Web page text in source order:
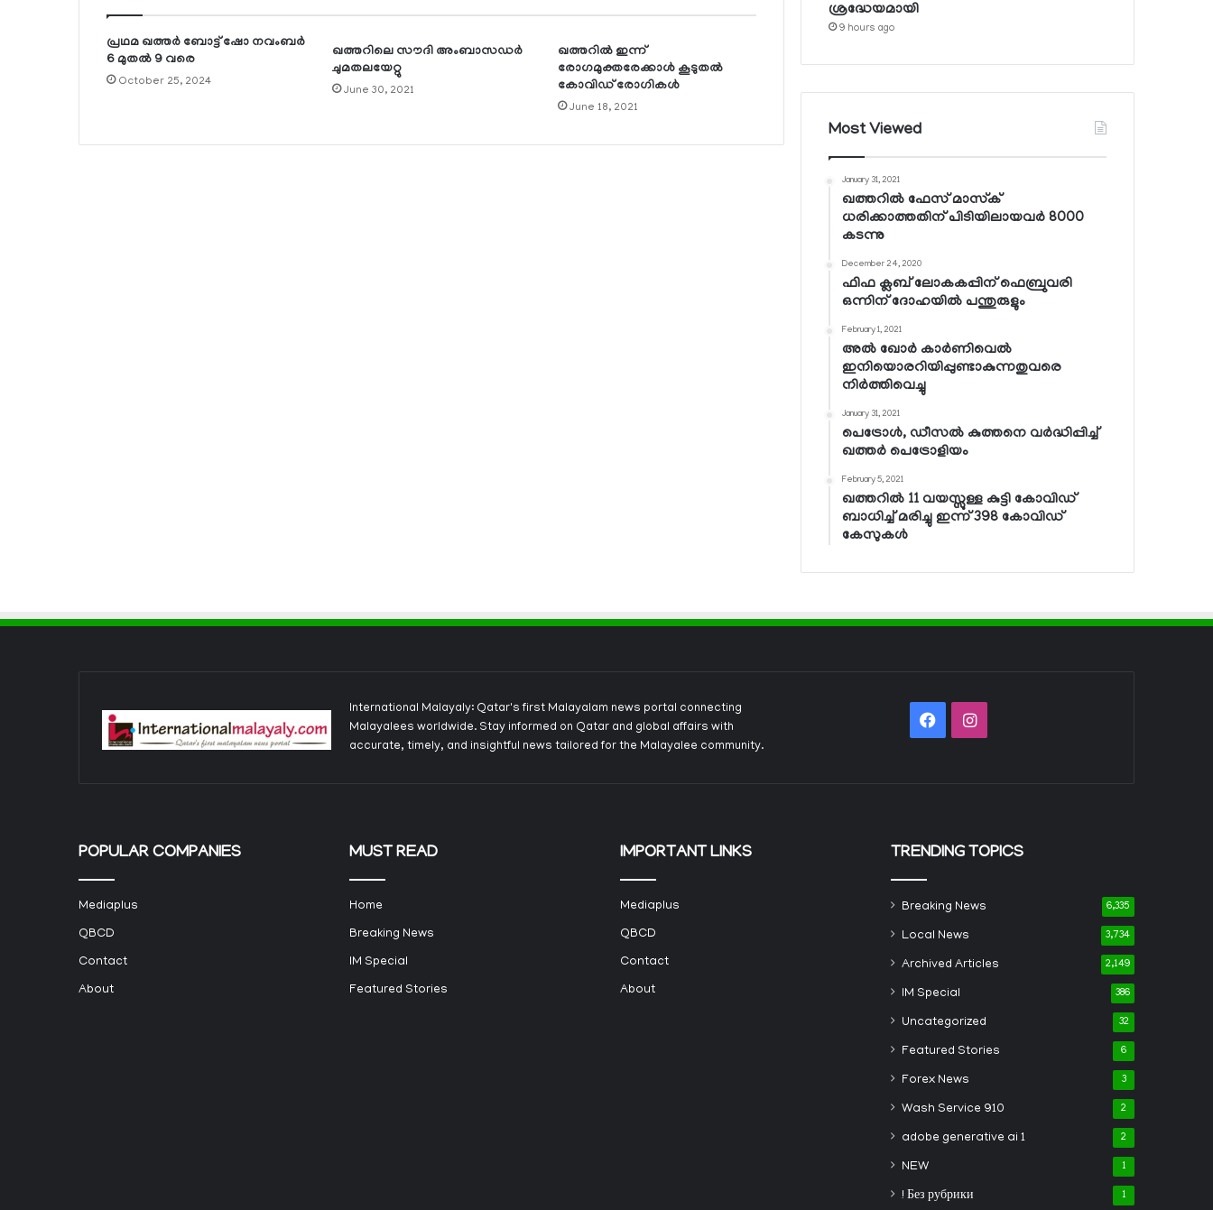
പ്രഥമ ഖത്തര്‍ ബോട്ട് ഷോ നവംബര്‍
6 മുതല്‍ 9 വരെ
October 25, 2024
ഖത്തറിലെ സൗദി അംബാസഡര്‍
ചുമതലയേറ്റു
June 30, 2021
ഖത്തറില്‍ ഇന്ന്
രോഗമുക്തരേക്കാള്‍ കൂടുതല്‍
കോവിഡ് രോഗികള്‍
June 18, 2021
ശ്രദ്ധേയമായി
9 hours ago
Most Viewed
January 31, 2021
ഖത്തറില്‍ ഫേസ് മാസ്‌ക്
ധരിക്കാത്തതിന് പിടിയിലായവര്‍ 8000
കടന്നു
December 24, 2020
ഫിഫ ക്ലബ് ലോകകപ്പിന് ഫെബ്രുവരി
ഒന്നിന് ദോഹയില്‍ പന്തുരുളും
February 1, 2021
അല്‍ ഖോര്‍ കാര്‍ണിവെല്‍
ഇനിയൊരറിയിപ്പുണ്ടാകുന്നതുവരെ
നിര്‍ത്തിവെച്ചു
January 31, 2021
പെട്രോള്‍, ഡീസല്‍ കുത്തനെ വര്‍ദ്ധിപ്പിച്ച്
ഖത്തര്‍ പെട്രോളിയം
February 5, 2021
ഖത്തറില്‍ 11 വയസ്സുള്ള കുട്ടി കോവിഡ്
ബാധിച്ച് മരിച്ചു ഇന്ന് 398 കോവിഡ്
കേസുകള്‍
International Malayaly: Qatar's first Malayalam news portal connecting
Malayalees worldwide. Stay informed on Qatar and global affairs with
accurate, timely, and insightful news tailored for the Malayalee community.
FacebookInstagram
POPULAR COMPANIES
Mediaplus
QBCD
Contact
About
MUST READ
Home
Breaking News
IM Special
Featured Stories
IMPORTANT LINKS
Mediaplus
QBCD
Contact
About
TRENDING TOPICS
Breaking News 6,335
Local News 3,734
Archived Articles 2,149
IM Special 386
Uncategorized 32
Featured Stories 6
Forex News 3
Wash Service 910 2
adobe generative ai 1 2
NEW 1
! Без рубрики 1